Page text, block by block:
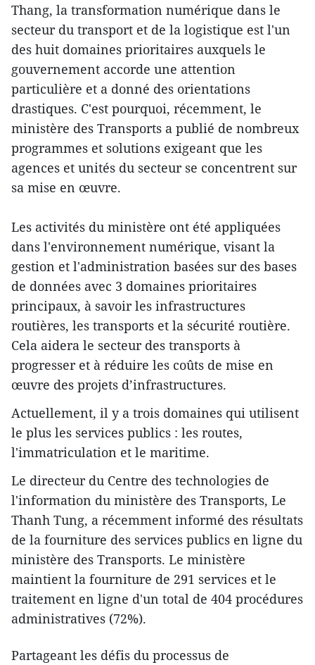
Thang, la transformation numérique dans le
secteur du transport et de la logistique est l'un
des huit domaines prioritaires auxquels le
gouvernement accorde une attention
particulière et a donné des orientations
drastiques. C'est pourquoi, récemment, le
ministère des Transports a publié de nombreux
programmes et solutions exigeant que les
agences et unités du secteur se concentrent sur
sa mise en œuvre.
Les activités du ministère ont été appliquées
dans l'environnement numérique, visant la
gestion et l'administration basées sur des bases
de données avec 3 domaines prioritaires
principaux, à savoir les infrastructures
routières, les transports et la sécurité routière.
Cela aidera le secteur des transports à
progresser et à réduire les coûts de mise en
œuvre des projets d’infrastructures.
Actuellement, il y a trois domaines qui utilisent
le plus les services publics : les routes,
l'immatriculation et le maritime.
Le directeur du Centre des technologies de
l'information du ministère des Transports, Le
Thanh Tung, a récemment informé des résultats
de la fourniture des services publics en ligne du
ministère des Transports. Le ministère
maintient la fourniture de 291 services et le
traitement en ligne d'un total de 404 procédures
administratives (72%).
Partageant les défis du processus de